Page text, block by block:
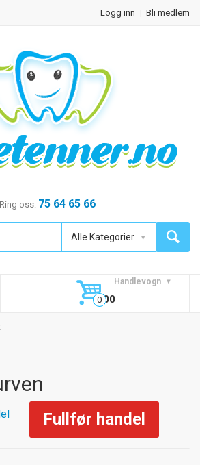
Logg inn Bli medlem
Ring oss: 75 64 65 66
Alle Kategorier
Handlevogn
0,00
Fullfør handel